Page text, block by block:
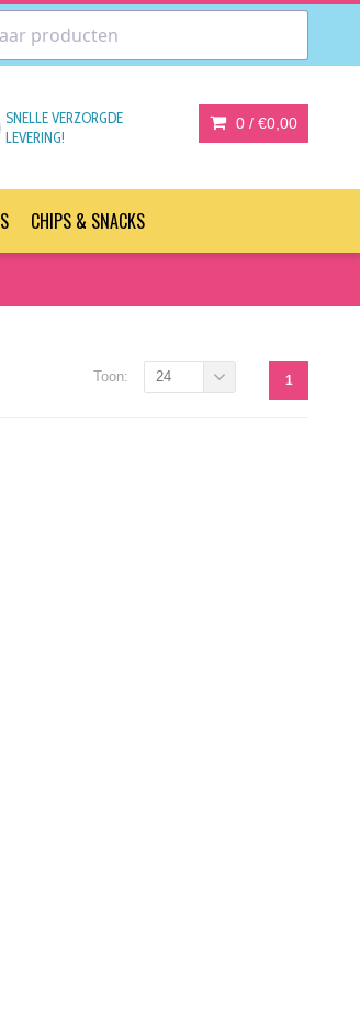
SNELLE VERZORGDE
LEVERING!
0 / €0,00
CHIPS & SNACKS
1
Toon: 24